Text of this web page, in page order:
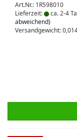
Art.Nr.: 1R598010
Lieferzeit:
ca. 2-4
abweichend)
Versandgewicht: